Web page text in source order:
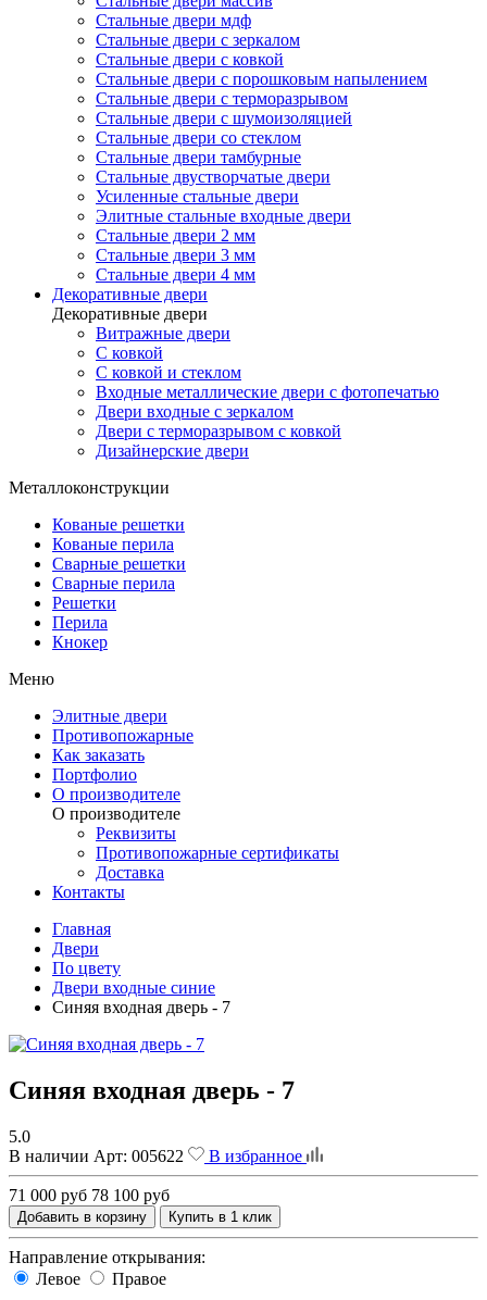
Стальные двери мдф
Стальные двери с зеркалом
Стальные двери с ковкой
Стальные двери с порошковым напылением
Стальные двери с терморазрывом
Стальные двери с шумоизоляцией
Стальные двери со стеклом
Стальные двери тамбурные
Стальные двустворчатые двери
Усиленные стальные двери
Элитные стальные входные двери
Стальные двери 2 мм
Стальные двери 3 мм
Стальные двери 4 мм
Декоративные двери
Декоративные двери
Витражные двери
С ковкой
С ковкой и стеклом
Входные металлические двери с фотопечатью
Двери входные с зеркалом
Двери с терморазрывом с ковкой
Дизайнерские двери
Металлоконструкции
Кованые решетки
Кованые перила
Сварные решетки
Сварные перила
Решетки
Перила
Кнокер
Меню
Элитные двери
Противопожарные
Как заказать
Портфолио
О производителе
О производителе
Реквизиты
Противопожарные сертификаты
Доставка
Контакты
Главная
Двери
По цвету
Двери входные синие
Синяя входная дверь - 7
Синяя входная дверь - 7
5.0
В наличии Арт: 005622 В избранное
71 000 руб 78 100 руб
Добавить в корзину Купить в 1 клик
Направление открывания:
Левое
Правое